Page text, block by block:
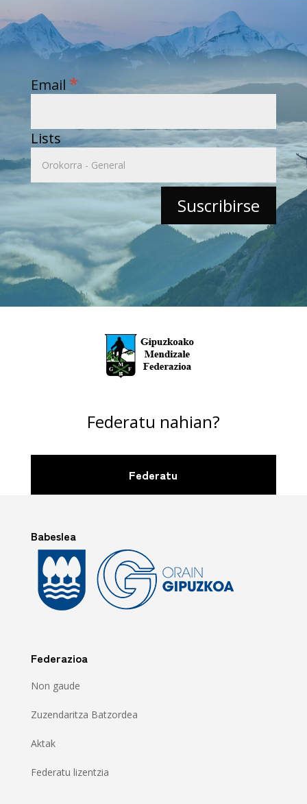
Email *
Lists
Federatu nahian?
Federatu
Babeslea
Federazioa
Non gaude
Zuzendaritza Batzordea
Aktak
Federatu lizentzia